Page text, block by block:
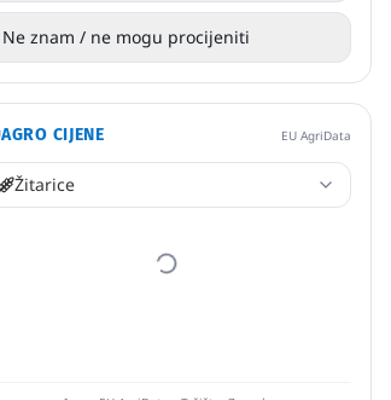
Ne znam / ne mogu procijeniti
AGRO CIJENE EU AgriData
Žitarice